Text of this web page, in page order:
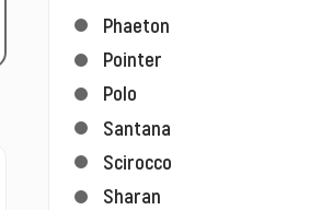
Phaeton
Pointer
Polo
Santana
Scirocco
Sharan